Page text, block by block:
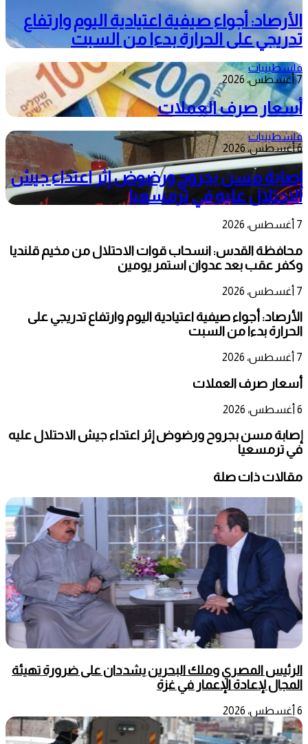
الأرصاد: أجواء صيفية اعتيادية اليوم وارتفاع
تدريجي على الحرارة بدءا من السبت
فلسطينيات
7 أغسطس، 2026
أسعار صرف العملات
فلسطينيات
6 أغسطس، 2026
إصابة مسن بجروح ورضوض إثر اعتداء جيش
الاحتلال عليه في ترمسعيا
7 أغسطس، 2026
محافظة القدس: انسحاب قوات الاحتلال من مخيم قلنديا
وكفر عقب بعد عدوان استمر يومين
7 أغسطس، 2026
الأرصاد: أجواء صيفية اعتيادية اليوم وارتفاع تدريجي على
الحرارة بدءا من السبت
7 أغسطس، 2026
أسعار صرف العملات
6 أغسطس، 2026
إصابة مسن بجروح ورضوض إثر اعتداء جيش الاحتلال عليه
في ترمسعيا
مقالات ذات صلة
الرئيس المصري وملك البحرين يشددان على ضرورة تهيئة
المجال لإعادة الإعمار في غزة
6 أغسطس، 2026